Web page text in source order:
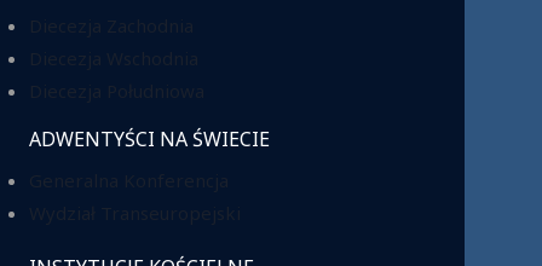
ADWENTYŚCI NA ŚWIECIE